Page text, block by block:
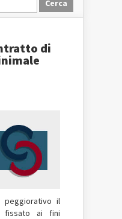
di
il
fissato ai fini